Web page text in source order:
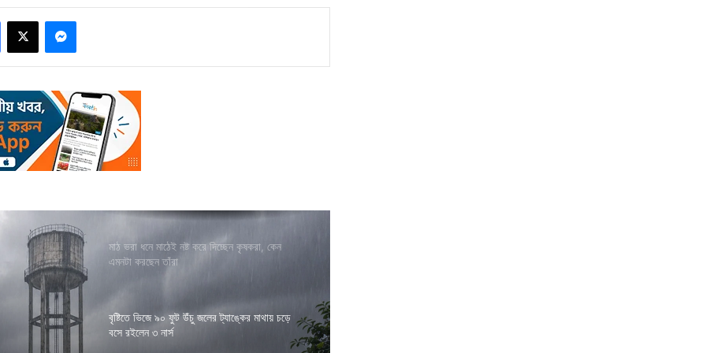
মাঠ ভরা ধনে মাঠেই নষ্ট করে দিচ্ছেন কৃষকরা, কেন
এমনটা করছেন তাঁরা
বৃষ্টিতে ভিজে ৯০ ফুট উঁচু জলের ট্যাঙ্কের মাথায় চড়ে
বসে রইলেন ৩ নার্স